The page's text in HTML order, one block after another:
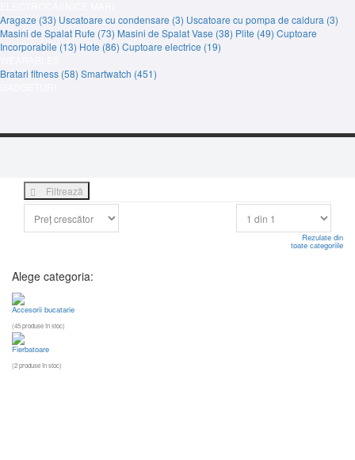
Aragaze (33) Uscatoare cu condensare (3) Uscatoare cu pompa de caldura (3)
Masini de Spalat Rufe (73) Masini de Spalat Vase (38) Plite (49) Cuptoare
Incorporabile (13) Hote (86) Cuptoare electrice (19)
Bratari fitness (58) Smartwatch (451)
Filtrează
Rezulate din
toate categoriile
Alege categoria:
Accesorii bucatarie
(45 produse în stoc)
Fierbatoare
(2 produse în stoc)